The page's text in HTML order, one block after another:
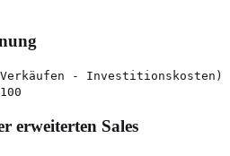
Verkäufen - Investitionskosten)
erweiterten Sales